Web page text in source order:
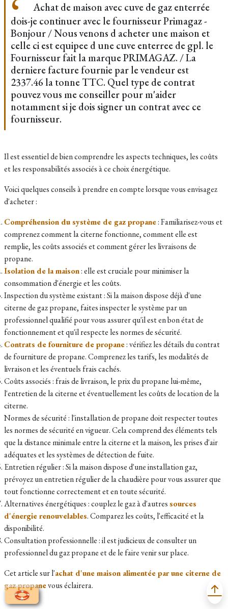
Achat de maison avec cuve de gaz enterrée
dois-je continuer avec le fournisseur Primagaz -
Bonjour / Nous venons d acheter une maison et
celle ci est equipee d une cuve enterree de gpl. le
Fournisseur fait la marque PRIMAGAZ. / La
derniere facture fournie par le vendeur est
2337.46 la tonne TTC. Quel type de contrat
pouvez vous me conseiller pour m'aider
notamment si je dois signer un contrat avec ce
fournisseur.
Il est essentiel de bien comprendre les aspects techniques, les coûts
et les responsabilités associés à ce choix énergétique.
Voici quelques conseils à prendre en compte lorsque vous envisagez
d'acheter :
Compréhension du système de gaz propane: Familiarisez-vous et
comprenez comment la citerne fonctionne, comment elle est
remplie, les coûts associés et comment gérer les livraisons de
propane.
Isolation de la maison: elle est cruciale pour minimiser la
consommation d'énergie et les coûts.
Inspection du système existant : Si la maison dispose déjà d'une
citerne de gaz propane, faites inspecter le système par un
professionnel qualifié pour vous assurer qu'il est en bon état de
fonctionnement et qu'il respecte les normes de sécurité.
Contrats de fourniture de propane: vérifiez les détails du contrat
de fourniture de propane. Comprenez les tarifs, les modalités de
livraison et les éventuels frais cachés.
Coûts associés : frais de livraison, le prix du propane lui-même,
l'entretien de la citerne et éventuellement les coûts de location de la
citerne.
Normes de sécurité : l'installation de propane doit respecter toutes
les normes de sécurité en vigueur. Cela comprend des éléments tels
que la distance minimale entre la citerne et la maison, les prises d'air
adéquates et les systèmes de détection de fuite.
Entretien régulier : Si la maison dispose d'une installation gaz,
prévoyez un entretien régulier de la chaudière pour vous assurer que
tout fonctionne correctement et en toute sécurité.
Alternatives énergétiques : couplez le gaz à d'autressources
d'énergie renouvelables. Comparez les coûts, l'efficacité et la
disponibilité.
Consultation professionnelle : il est judicieux de consulter un
professionnel du gaz propane et de le faire venir sur place.
Cet article sur l'achat d'une maison alimentée par une citerne de
gaz propanevous éclairera.